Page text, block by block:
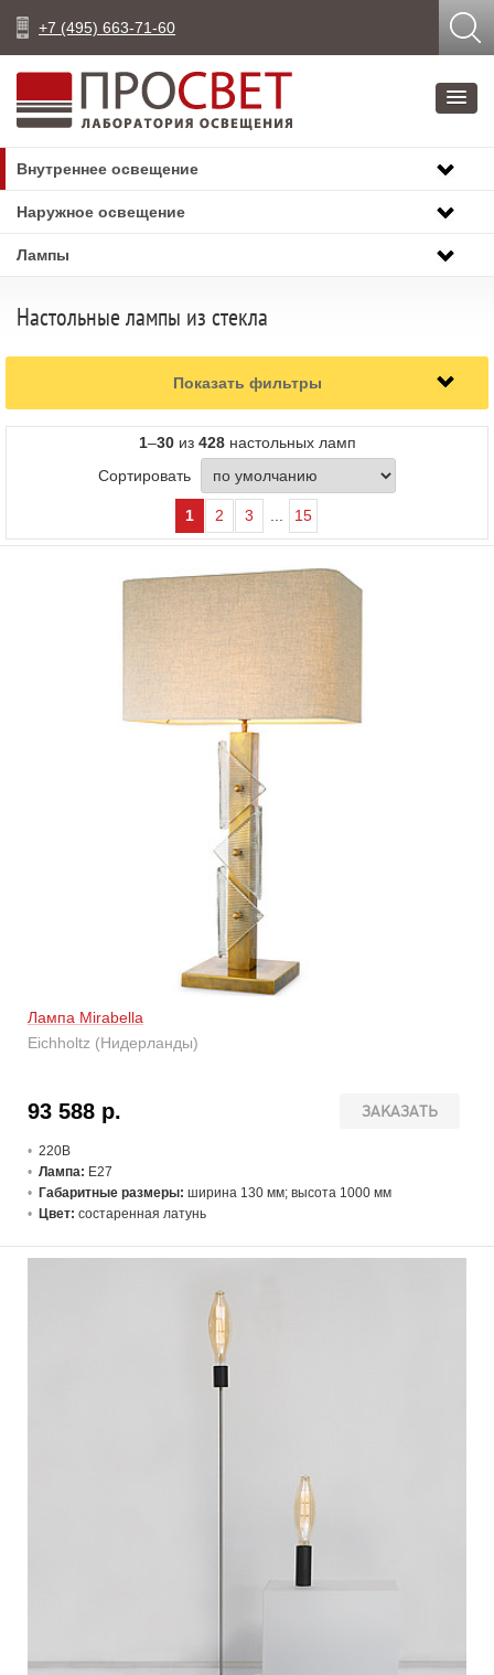
+7 (495) 663-71-60
Внутреннее освещение
Наружное освещение
Лампы
Настольные лампы из стекла
Показать фильтры
1–30из 428настольных ламп
Сортировать
1 2 3 15
Лампа Mirabella
Eichholtz (Нидерланды)
ЗАКАЗАТЬ
93 588 р.
220В
Лампа: E27
Габаритные размеры: ширина 130 мм; высота 1000 мм
Цвет: состаренная латунь